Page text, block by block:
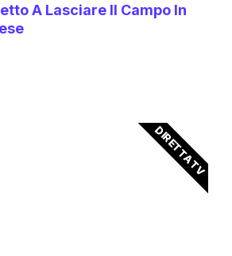
A Lasciare Il Campo In
DIRETTA TV